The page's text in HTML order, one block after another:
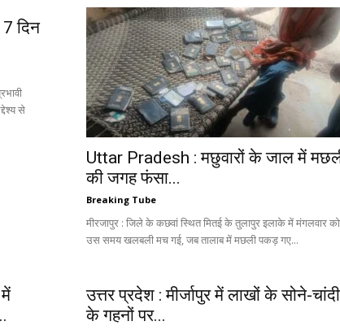
दिन
से
Uttar Pradesh : मछुवारों के जाल में
की जगह फंसा...
Breaking Tube
मीरजापुर : जिले के कछवां स्थित मितई के तुलापुर इलाके में मंगलवार को
उस समय खलबली मच गई, जब तालाब में मछली पकड़ गए...
उत्तर प्रदेश : मीर्जापुर में लाखों के सोने-चांदी
के गहनों पर...